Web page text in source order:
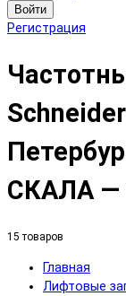
Войти
Регистрация
СКАЛА —
15 товаров
Главная
Лифтовые